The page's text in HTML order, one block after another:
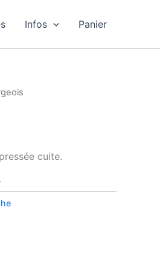
Infos Panier
cuite.